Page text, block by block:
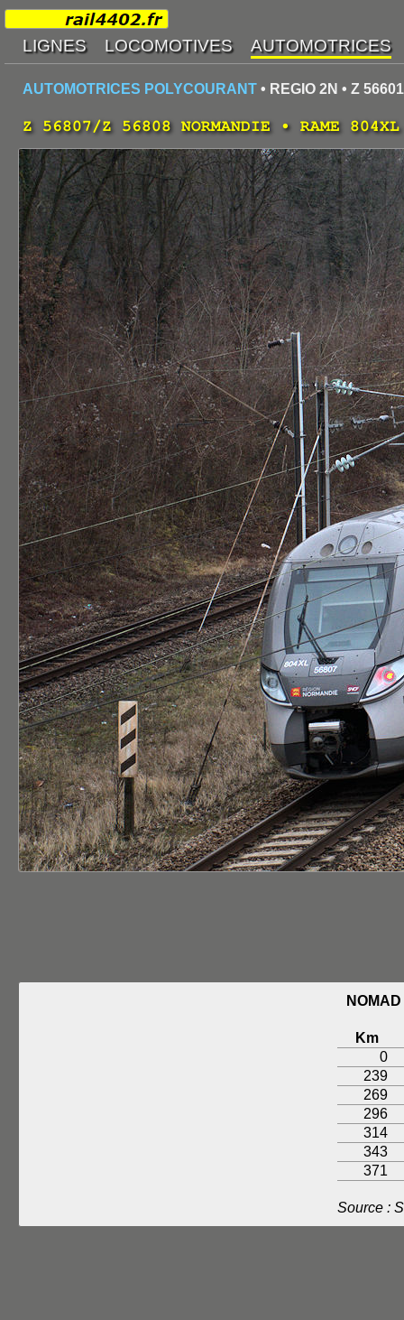
AUTOMOTRICES POLYCOURANT • REGIO 2N • Z
Z 56807/Z 56808 NORMANDIE • RAME 804XL
Km
0
239
269
296
314
343
371
Source :